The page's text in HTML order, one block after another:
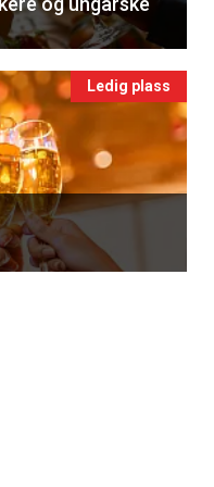
Ledig plass